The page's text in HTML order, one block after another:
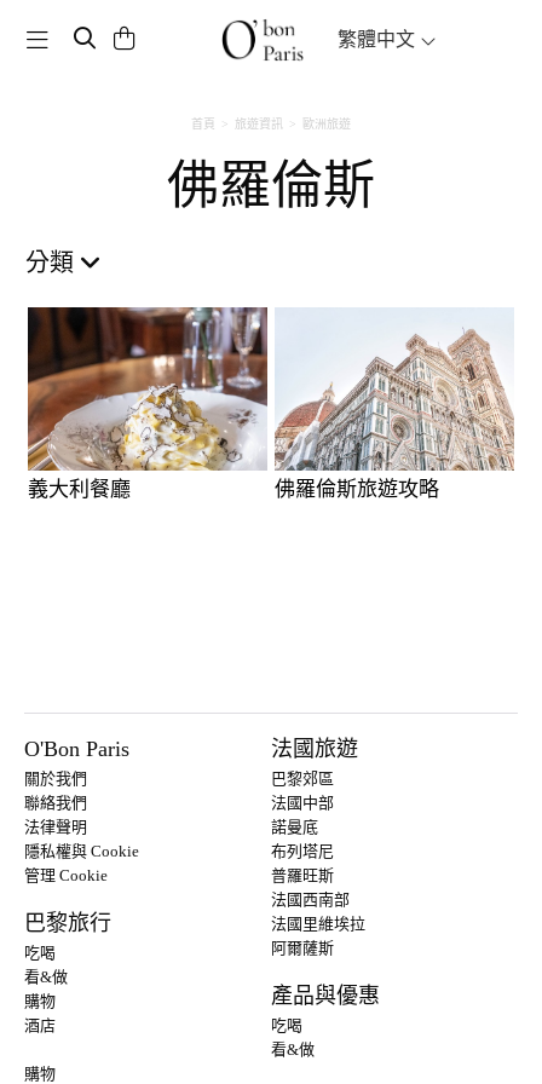
Toggle navigation 繁體中文
首頁 旅遊資訊 歐洲旅遊
佛羅倫斯
分類
義大利餐廳 佛羅倫斯旅遊攻略
O'Bon Paris
關於我們
聯絡我們
法律聲明
隱私權與 Cookie
管理 Cookie
巴黎旅行
吃喝
看&做
購物
酒店
法國旅遊
巴黎郊區
法國中部
諾曼底
布列塔尼
普羅旺斯
法國西南部
法國里維埃拉
阿爾薩斯
產品與優惠
吃喝
看&做
購物